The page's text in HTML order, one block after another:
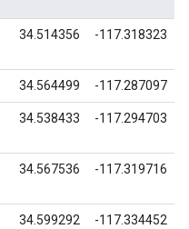
34.514356 -117.318323
34.564499 -117.287097
34.538433 -117.294703
34.567536 -117.319716
34.599292 -117.334452